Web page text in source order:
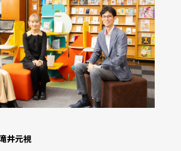
井元視